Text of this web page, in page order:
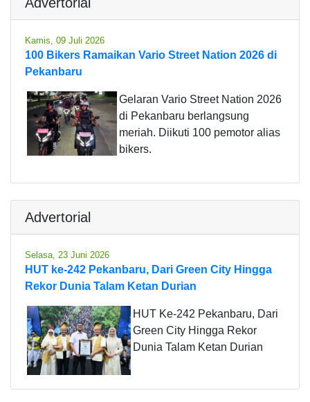
Kamis, 09 Juli 2026
100 Bikers Ramaikan Vario Street Nation 2026 di
Pekanbaru
Gelaran Vario Street Nation 2026
di Pekanbaru berlangsung
meriah. Diikuti 100 pemotor alias
bikers.
Advertorial
Selasa, 23 Juni 2026
HUT ke-242 Pekanbaru, Dari Green City Hingga
Rekor Dunia Talam Ketan Durian
HUT Ke-242 Pekanbaru, Dari
Green City Hingga Rekor
Dunia Talam Ketan Durian